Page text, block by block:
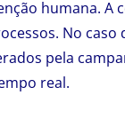
humana. A
No
pela
real.